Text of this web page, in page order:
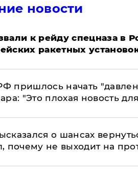
новости
к рейду спецназа в
ракетных
пришлось начать
"Это плохая новость
о шансах
почему не выходит на